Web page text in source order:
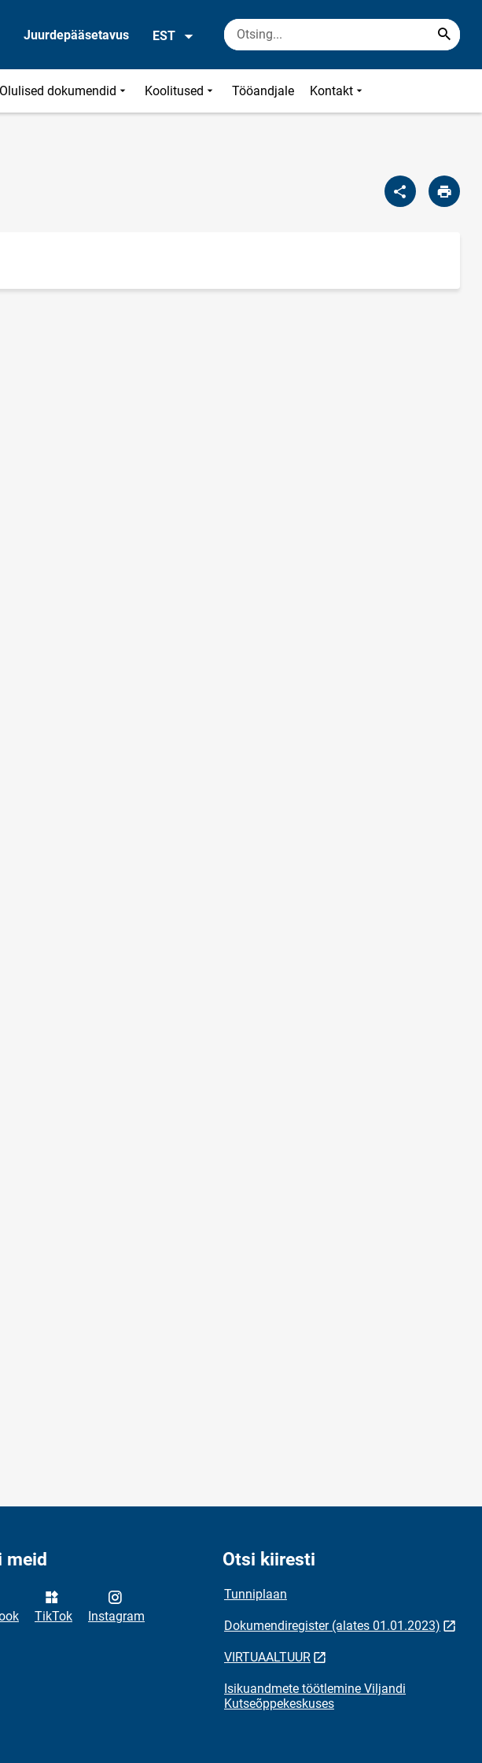
Juurdepääsetavus EST
Olulised dokumendid Koolitused Tööandjale Kontakt
meid
TikTok Instagram
Otsi kiiresti
Tunniplaan
Dokumendiregister (alates 01.01.2023)
VIRTUAALTUUR
Isikuandmete töötlemine Viljandi
Kutseõppekeskuses